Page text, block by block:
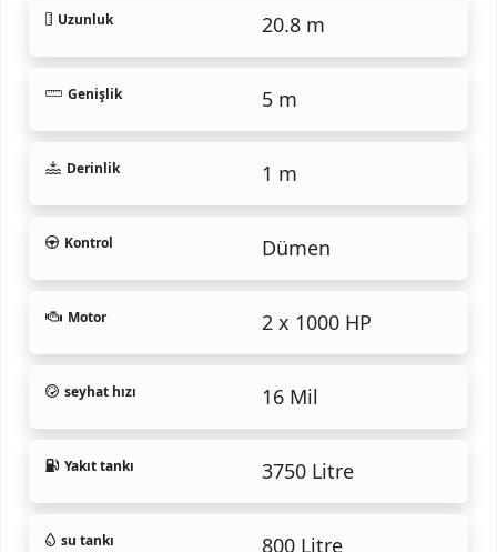
Uzunluk 20.8 m
Genişlik 5 m
Derinlik 1 m
Kontrol Dümen
Motor 2 x 1000 HP
seyhat hızı 16 Mil
Yakıt tankı 3750 Litre
su tankı 800 Litre